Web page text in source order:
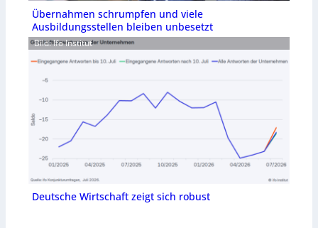
Übernahmen schrumpfen und viele
Ausbildungsstellen bleiben unbesetzt
Bild: Ifo Institut
Deutsche Wirtschaft zeigt sich robust